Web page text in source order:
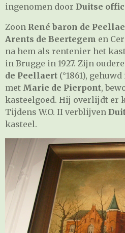
ingenomen door Duitse
Zoon René baron de
Arents de Beertegem en
na hem als rentenier het
in Brugge in 1927. Zijn
de Peellaert (°1861),
met Marie de Pierpont,
kasteelgoed. Hij overlijdt er
Tijdens W.O. II verblijven
kasteel.